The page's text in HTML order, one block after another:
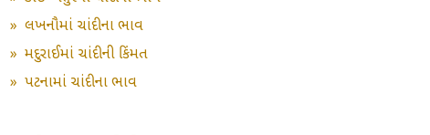
» લખનૌમાં ચાંદીના ભાવ
» મદુરાઈમાં ચાંદીની કિંમત
» પટનામાં ચાંદીના ભાવ